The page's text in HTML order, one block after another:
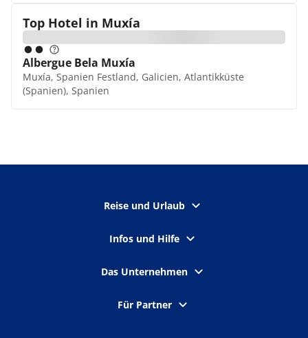
Top Hotel in Muxía
Albergue Bela Muxía
Muxía, Spanien Festland, Galicien, Atlantikküste
(Spanien), Spanien
Reise und Urlaub
Infos und Hilfe
Das Unternehmen
Für Partner